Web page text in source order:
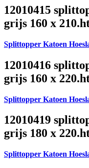
12010415
grijs 160 x
Splittopper Katoen
12010416
grijs 160 x
Splittopper Katoen
12010419
grijs 180 x
Splittopper Katoen